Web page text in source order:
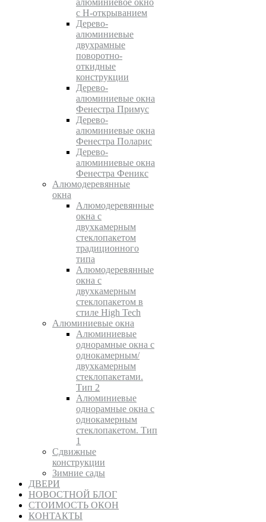
алюминиевое окно
с Н-открыванием
Дерево-
алюминиевые
двухрамные
поворотно-
откидные
конструкции
Дерево-
алюминиевые окна
Фенестра Примус
Дерево-
алюминиевые окна
Фенестра Поларис
Дерево-
алюминиевые окна
Фенестра Феникс
Алюмодеревянные
окна
Алюмодеревянные
окна с
двухкамерным
стеклопакетом
традиционного
типа
Алюмодеревянные
окна с
двухкамерным
стеклопакетом в
стиле High Tech
Алюминиевые окна
Алюминиевые
однорамные окна с
однокамерным/
двухкамерным
стеклопакетами.
Тип 2
Алюминиевые
однорамные окна с
однокамерным
стеклопакетом. Тип
1
Сдвижные
конструкции
Зимние сады
ДВЕРИ
НОВОСТНОЙ БЛОГ
СТОИМОСТЬ ОКОН
КОНТАКТЫ